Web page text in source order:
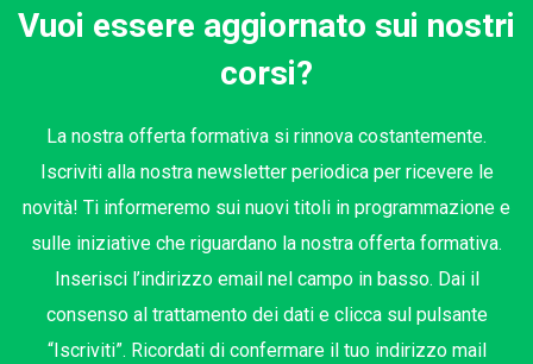
Vuoi essere aggiornato sui nostri
corsi?
La nostra offerta formativa si rinnova costantemente.
Iscriviti alla nostra newsletter periodica per ricevere le
novità! Ti informeremo sui nuovi titoli in programmazione e
sulle iniziative che riguardano la nostra offerta formativa.
Inserisci l’indirizzo email nel campo in basso. Dai il
consenso al trattamento dei dati e clicca sul pulsante
“Iscriviti”. Ricordati di confermare il tuo indirizzo mail